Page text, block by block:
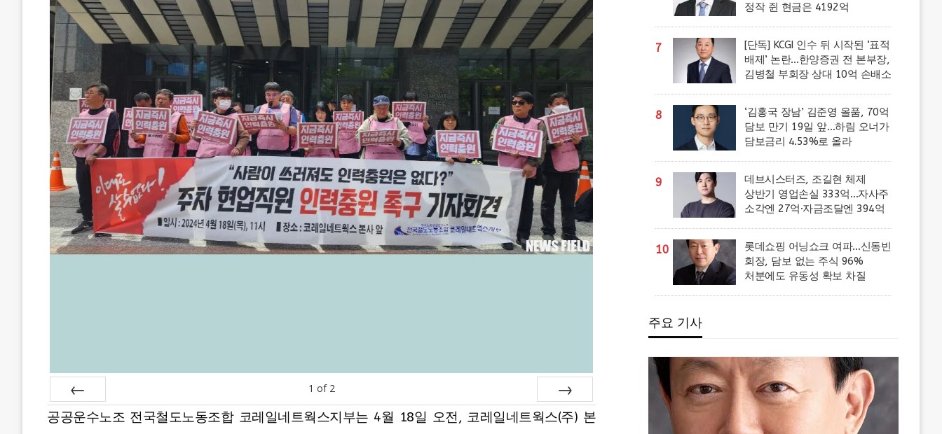
Prev
1 of 2
Next
공공운수노조 전국철도노동조합 코레일네트웍스지부는 4월 18일 오전, 코레일네트웍스(주) 본
정작 쥔 현금은 4192억
7
[단독] KCGI 인수 뒤 시작된 ‘표적
배제’ 논란…한양증권 전 본부장,
김병철 부회장 상대 10억 손배소
8
‘김홍국 장남’ 김준영 올품, 70억
담보 만기 19일 앞…하림 오너가
담보금리 4.53%로 올라
9
데브시스터즈, 조길현 체제
상반기 영업손실 333억…자사주
소각엔 27억·자금조달엔 394억
10
롯데쇼핑 어닝쇼크 여파…신동빈
회장, 담보 없는 주식 96%
처분에도 유동성 확보 차질
주요 기사